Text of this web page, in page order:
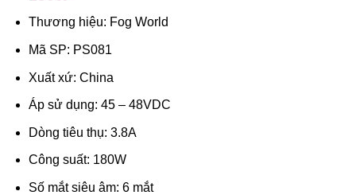
Thương hiệu: Fog World
Mã SP: PS081
Xuất xứ: China
Áp sử dụng: 45 – 48VDC
Dòng tiêu thụ: 3.8A
Công suất: 180W
Số mắt siêu âm: 6 mắt